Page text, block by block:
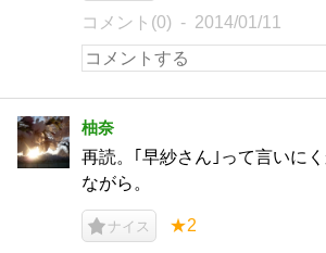
コメント(0) 2014/01/11
柚奈
再読。｢早紗さん｣って言いに
ながら。
ナイス ★2